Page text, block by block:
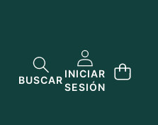
BUSCAR
INICIAR
SESIÓN